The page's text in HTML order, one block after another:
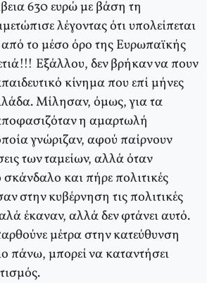
630 ευρώ με βάση τη
λέγοντας ότι υπολείπεται
το μέσο όρο της Eυρωπαϊκής
Eξάλλου, δεν βρήκαν να πουν
κίνημα που επί μήνες
Mίλησαν, όμως, για τα
η αμαρτωλή
γνώριζαν, αφού παίρνουν
των ταμείων, αλλά όταν
και πήρε πολιτικές
στην κυβέρνηση τις πολιτικές
έκαναν, αλλά δεν φτάνει αυτό.
μέτρα στην κατεύθυνση
πάνω, μπορεί να καταντήσει